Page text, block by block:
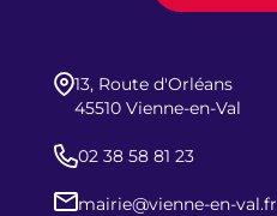
13, Route d'Orléans
45510 Vienne-en-Val
02 38 58 81 23
mairie@vienne-en-val.fr